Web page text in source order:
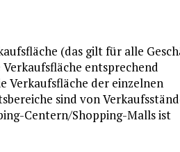
(das gilt für alle
Verkaufsfläche entsprechend
Verkaufsfläche der einzelnen
sind von
Centern/Shopping-Malls ist